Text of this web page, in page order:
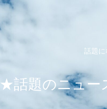
話題に
★話題のニュー